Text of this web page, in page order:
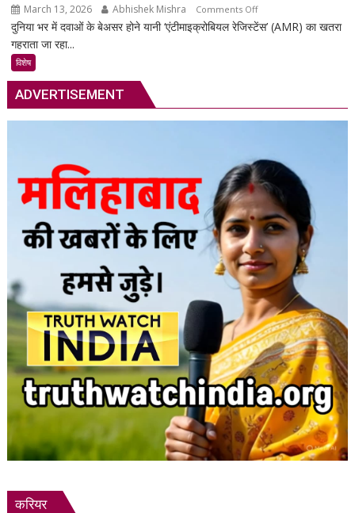
का
स्मार्ट
में
March 13, 2026 Abhishek Mishra Comments Offon
सुपरबग
मौतों
की
आशंका
दुनिया भर में दवाओं के बेअसर होने यानी ‘एंटीमाइक्रोबियल रेजिस्टेंस’ (AMR) का खतरा
गहराता जा रहा...
विशेष
ADVERTISEMENT
करियर